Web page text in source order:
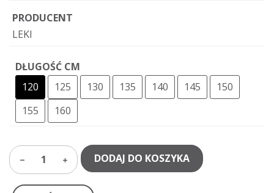
PRODUCENT
LEKI
DŁUGOŚĆ CM
120
125 130 135 140 145
150
155
160
1 DODAJ DO KOSZYKA